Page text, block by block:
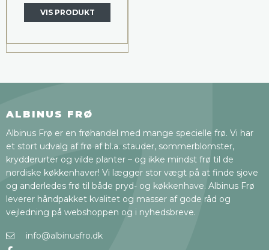
VIS PRODUKT
ALBINUS FRØ
Albinus Frø er en frøhandel med mange specielle frø. Vi har
et stort udvalg af frø af bl.a. stauder, sommerblomster,
krydderurter og vilde planter – og ikke mindst frø til de
nordiske køkkenhaver! Vi lægger stor vægt på at finde sjove
og anderledes frø til både pryd- og køkkenhave. Albinus Frø
leverer håndpakket kvalitet og masser af gode råd og
vejledning på webshoppen og i nyhedsbreve.
info@albinusfro.dk